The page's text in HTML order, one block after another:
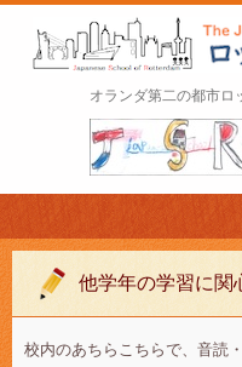
ロッテルダム日本
l of Rotterdam
オランダ第二の都市ロ
他学年の学習に関
校内のあちらこちらで、音読